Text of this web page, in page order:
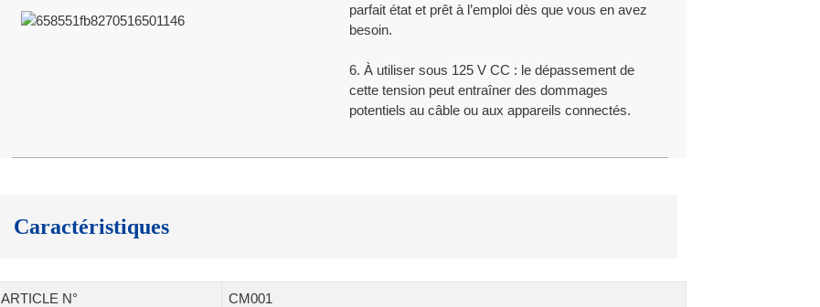
parfait état et prêt à l’emploi dès que vous en avez
besoin.
6. À utiliser sous 125 V CC : le dépassement de
cette tension peut entraîner des dommages
potentiels au câble ou aux appareils connectés.
Caractéristiques
ARTICLE N° CM001